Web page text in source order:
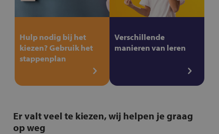
Hulp nodig bij het
kiezen? Gebruik het
stappenplan
Verschillende
manieren van leren
Er valt veel te kiezen, wij helpen je graag
op weg